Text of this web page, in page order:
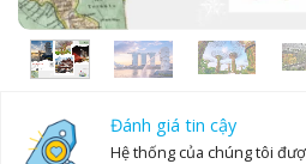
Đánh giá tin cậy
Hệ thống của chúng tôi